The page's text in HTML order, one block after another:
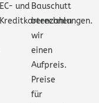
EC- und
Kreditkartenzahlungen.
Bauschutt
berechnen
wir
einen
Aufpreis.
Preise
für